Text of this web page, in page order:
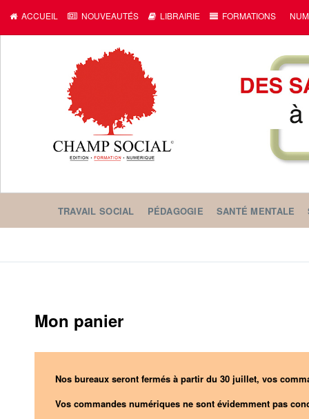
ACCUEIL NOUVEAUTÉS LIBRAIRIE FORMATIONS
TRAVAIL SOCIAL PÉDAGOGIE SANTÉ MENTALE
Mon panier
Nos bureaux seront fermés à partir du 30 juillet, vos
Vos commandes numériques ne sont évidemment pas